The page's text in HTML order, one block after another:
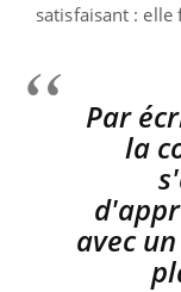
satisfaisant :
Par
la
avec